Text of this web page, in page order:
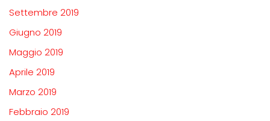
Settembre 2019
Giugno 2019
Maggio 2019
Aprile 2019
Marzo 2019
Febbraio 2019